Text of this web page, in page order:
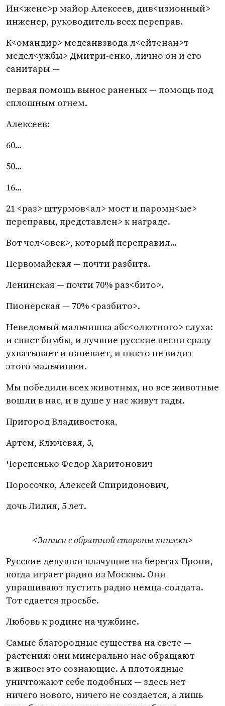
Ин<жене>р майор Алексеев, див<изионный>
инженер, руководитель всех переправ.
К<омандир> медсанвзвода л<ейтенан>т
медсл<ужбы> Дмитри-енко, лично он и его
санитары —
первая помощь вынос раненых — помощь под
сплошным огнем.
Алексеев:
60…
50…
16…
21 <раз> штурмов<ал> мост и паромн<ые>
переправы, представлен> к награде.
Вот чел<овек>, который переправил…
Первомайская — почти разбита.
Ленинская — почти 70% раз<бито>.
Пионерская — 70% <разбито>.
Неведомый мальчишка абс<олютного> слуха:
и свист бомбы, и лучшие русские песни сразу
ухватывает и напевает, и никто не видит
этого мальчишки.
Мы победили всех животных, но все животные
вошли в нас, и в душе у нас живут гады.
Пригород Владивостока,
Артем, Ключевая, 5,
Черепенько Федор Харитонович
Поросочко, Алексей Спиридонович,
дочь Лилия, 5 лет.
<Записи с обратной стороны книжки>
Русские девушки плачущие на берегах Прони,
когда играет радио из Москвы. Они
упрашивают пустить радио немца-солдата.
Тот сдается просьбе.
Любовь к родине на чужбине.
Самые благородные существа на свете —
растения: они минерально нас обращают
в живое: это сознающие. А плотоядные
уничтожают себе подобных — здесь нет
ничего нового, ничего не создается, а лишь